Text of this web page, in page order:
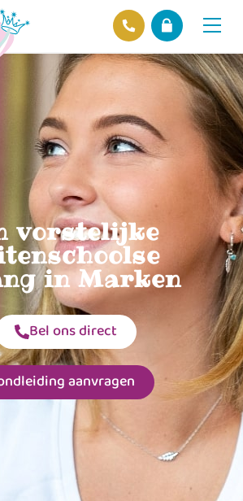
vorstelijke
in Marken
Bel ons direct
aanvragen